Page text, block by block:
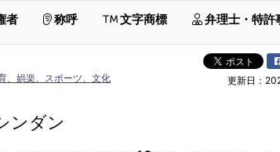
者 称呼 文字商標 弁理士・特許
、娯楽、スポーツ、文化
更新日：
ンダン